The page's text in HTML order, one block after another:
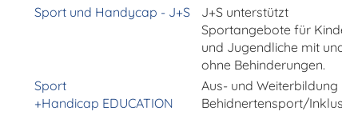
Sport und Handycap - J+S
J+S unterstützt
Sportangebote für Kinder
und Jugendliche mit und
ohne Behinderungen.
Sport
+Handicap EDUCATION
Aus- und Weiterbildung
Behidnertensport/